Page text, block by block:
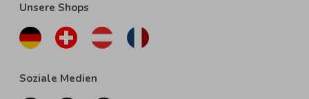
Unsere Shops
Soziale Medien